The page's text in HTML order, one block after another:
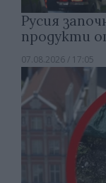
Русия
продукти
07.08.2026 / 17:05